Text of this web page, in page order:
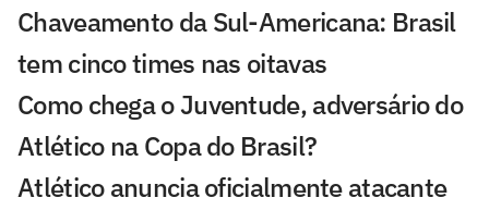
Chaveamento da Sul-Americana: Brasil
tem cinco times nas oitavas
Como chega o Juventude, adversário do
Atlético na Copa do Brasil?
Atlético anuncia oficialmente atacante